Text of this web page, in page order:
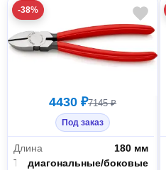
-38%
4430 ₽7145 ₽
Под заказ
Длина
180 мм
Типдиагональные/боковые